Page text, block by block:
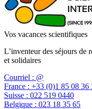
Vos vacances scientifiques
L’inventeur des séjours de
et solidaires
Courriel : @
France : +33 (0)1 85 08 36
Suisse : 022 519 0440
Belgique : 023 18 35 65